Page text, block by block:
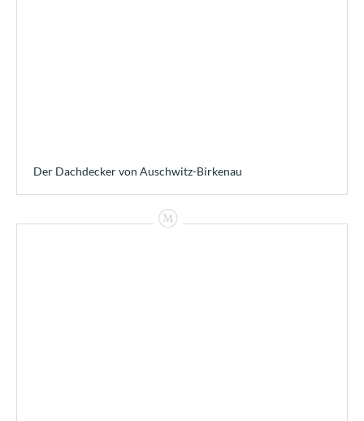
Der Dachdecker von Auschwitz-Birkenau